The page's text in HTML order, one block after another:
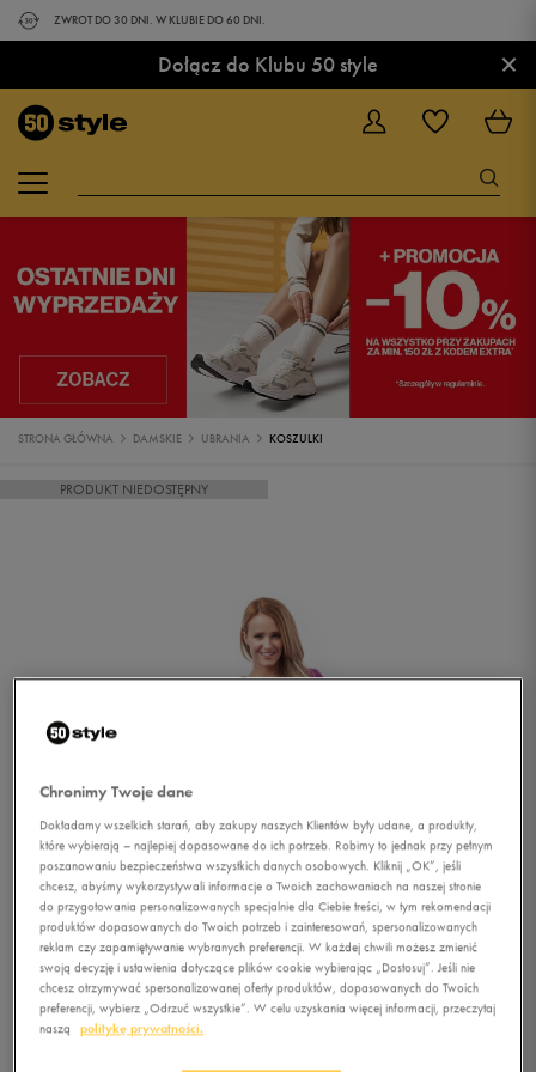
ZWROT DO 30 DNI. W KLUBIE DO 60 DNI.
Dołącz do Klubu 50 style ×
STRONA GŁÓWNA DAMSKIE UBRANIA KOSZULKI
PRODUKT NIEDOSTĘPNY
Chronimy Twoje dane
Dokładamy wszelkich starań, aby zakupy naszych Klientów były udane, a produkty,
które wybierają – najlepiej dopasowane do ich potrzeb. Robimy to jednak przy pełnym
poszanowaniu bezpieczeństwa wszystkich danych osobowych. Kliknij „OK”, jeśli
chcesz, abyśmy wykorzystywali informacje o Twoich zachowaniach na naszej stronie
do przygotowania personalizowanych specjalnie dla Ciebie treści, w tym rekomendacji
produktów dopasowanych do Twoich potrzeb i zainteresowań, spersonalizowanych
reklam czy zapamiętywanie wybranych preferencji. W każdej chwili możesz zmienić
swoją decyzję i ustawienia dotyczące plików cookie wybierając „Dostosuj”. Jeśli nie
chcesz otrzymywać spersonalizowanej oferty produktów, dopasowanych do Twoich
preferencji, wybierz „Odrzuć wszystkie”. W celu uzyskania więcej informacji, przeczytaj
naszą
politykę prywatności.